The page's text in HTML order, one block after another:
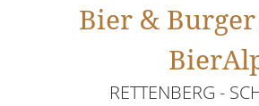
Bier &
RETTENBERG -